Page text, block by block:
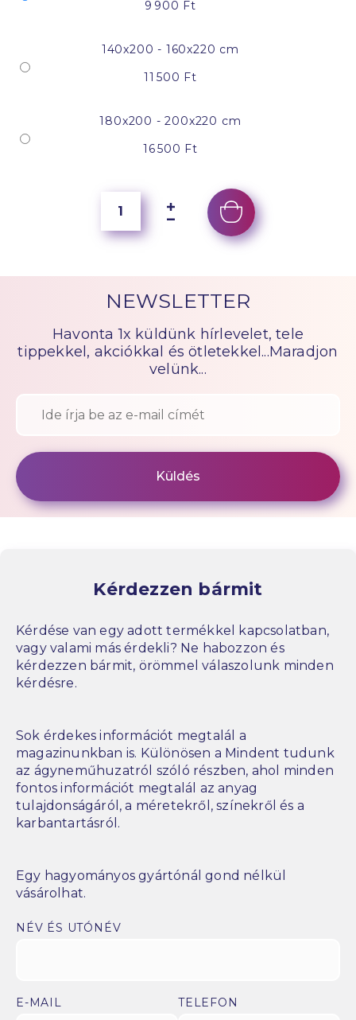
9 900 Ft
140x200 - 160x220 cm
11 500 Ft
180x200 - 200x220 cm
16 500 Ft
NEWSLETTER
Havonta 1x küldünk hírlevelet, tele
tippekkel, akciókkal és ötletekkel...Maradjon
velünk...
Kérdezzen bármit
Kérdése van egy adott termékkel kapcsolatban,
vagy valami más érdekli? Ne habozzon és
kérdezzen bármit, örömmel válaszolunk minden
kérdésre.
Sok érdekes információt megtalál a
magazinunkban is. Különösen a Mindent tudunk
az ágyneműhuzatról szóló részben, ahol minden
fontos információt megtalál az anyag
tulajdonságáról, a méretekről, színekről és a
karbantartásról.
Egy hagyományos gyártónál gond nélkül
vásárolhat.
NÉV ÉS UTÓNÉV
E-MAIL TELEFON